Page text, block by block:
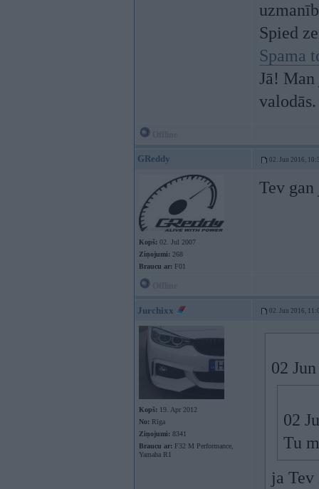
Spied
Spama
Jā!
valodās.
GReddy 02. Jun 2016,
Kopš: 02. Jul 2007
Ziņojumi: 268
Braucu ar: F01
Tev
Jurchixx 02. Jun 2016,
Kopš: 19. Apr 2012
No: Rīga
Ziņojumi: 8341
Braucu ar: F32 M Performance,
Yamaha R1
02
02
Tu
ja Tev